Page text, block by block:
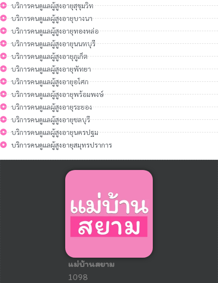
บริการคนดูแลผู้สูงอายุสุขุมวิท
บริการคนดูแลผู้สูงอายุบางนา
บริการคนดูแลผู้สูงอายุทองหล่อ
บริการคนดูแลผู้สูงอายุนนทบุรี
บริการคนดูแลผู้สูงอายุภูเก็ต
บริการคนดูแลผู้สูงอายุพัทยา
บริการคนดูแลผู้สูงอายุอโศก
บริการคนดูแลผู้สูงอายุพร้อมพงษ์
บริการคนดูแลผู้สูงอายุระยอง
บริการคนดูแลผู้สูงอายุชลบุรี
บริการคนดูแลผู้สูงอายุนครปฐม
บริการคนดูแลผู้สูงอายุสมุทรปราการ
แม่บ้านสยาม
1098